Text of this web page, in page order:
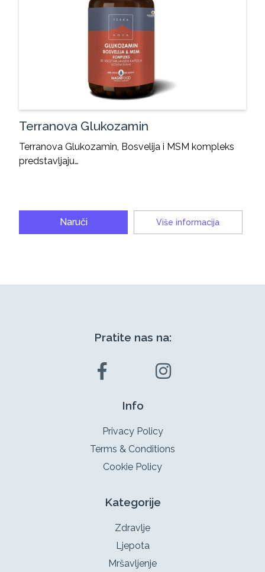
Terranova Glukozamin
Terranova Glukozamin, Bosvelija i MSM kompleks
predstavljaju…
Naruči Više informacija
Pratite nas na:
Info
Privacy Policy
Terms & Conditions
Cookie Policy
Kategorije
Zdravlje
Ljepota
Mršavljenje